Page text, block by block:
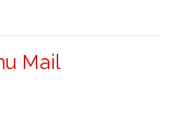
Mail